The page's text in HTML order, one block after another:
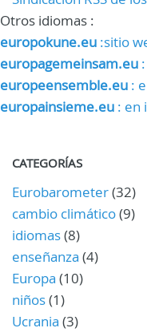
Otros idiomas :
europokune.eu :sitio
europagemeinsam.eu
europeensemble.eu :
europainsieme.eu : en
CATEGORÍAS
Eurobarometer(32)
cambio climático(9)
idiomas(8)
enseñanza (4)
Europa (10)
niños(1)
Ucrania (3)